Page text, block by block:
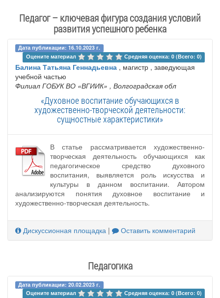
Педагог – ключевая фигура создания условий
развития успешного ребенка
Дата публикации: 16.10.2023 г.
Оцените материал
Средняя оценка: 0 (Всего: 0)
Балина Татьяна Геннадьевна , магистр , заведующая
учебной частью
Филиал ГОБУК ВО «ВГИИК» , Волгоградская обл
«Духовное воспитание обучающихся в
художественно-творческой деятельности:
сущностные характеристики»
В статье рассматривается художественно-
творческая деятельность обучающихся как
педагогическое средство духовного
воспитания, выявляется роль искусства и
культуры в данном воспитании. Автором
анализируются понятия духовное воспитание и
художественно-творческая деятельность.
Дискуссионная площадка | Оставить комментарий
Педагогика
Дата публикации: 20.02.2023 г.
Оцените материал
Средняя оценка: 0 (Всего: 0)